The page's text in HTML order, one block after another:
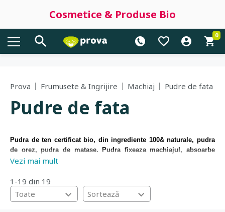
Cosmetice & Produse Bio
0
Prova Frumusete & Ingrijire Machiaj Pudre de fata
Pudre de fata
Pudra de ten certificat bio, din ingrediente 100& naturale, pudra
de orez, pudra de matase. Pudra fixeaza machiajul, absoarbe
excesul de sebum si imbunatateste aspectul tenului. Pudra bio
pentru un ten de portelan. Pudra libera translucida, pudra
iluminatoare, pudra bronzanta. Vino sa incerci brandurile
noastre: Lavera, Dr. Hauschka, SLA Paris.
Vezi mai mult
1-19 din 19
Toate
Sortează